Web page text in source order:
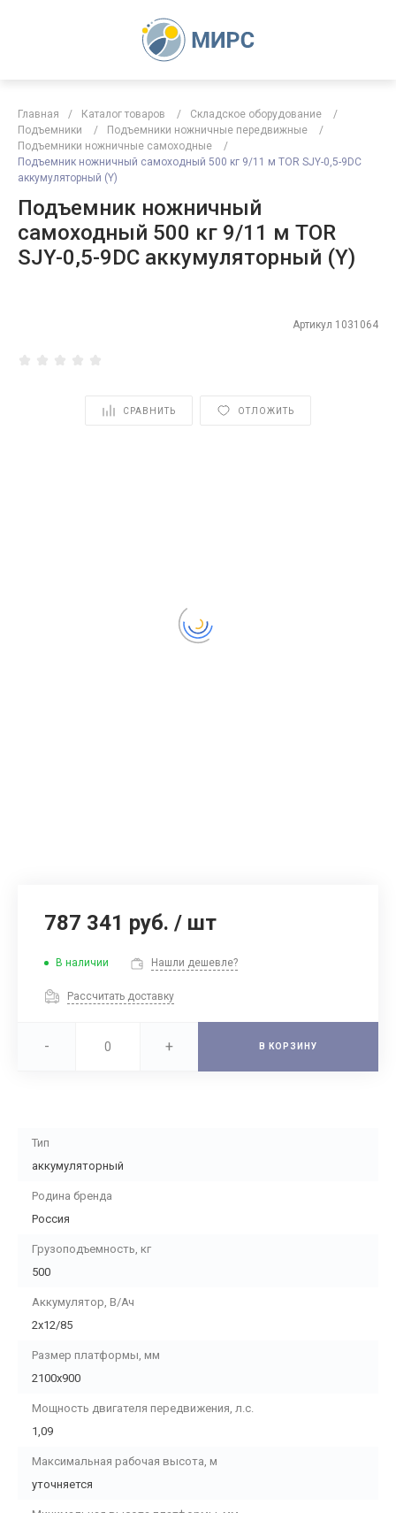
Главная / Каталог товаров / Складское оборудование
/
Подъемники
/ Подъемники ножничные передвижные
/
Подъемники ножничные самоходные
/
Подъемник ножничный самоходный 500 кг 9/11 м TOR SJY-0,5-9DC
аккумуляторный (Y)
Подъемник ножничный
самоходный 500 кг 9/11 м TOR
SJY-0,5-9DC аккумуляторный (Y)
Артикул 1031064
СРАВНИТЬ ОТЛОЖИТЬ
787 341 руб. / шт
В наличии Нашли дешевле?
Рассчитать доставку
- + В КОРЗИНУ
Тип
аккумуляторный
Родина бренда
Россия
Грузоподъемность, кг
500
Аккумулятор, В/Ач
2х12/85
Размер платформы, мм
2100х900
Мощность двигателя передвижения, л.с.
1,09
Максимальная рабочая высота, м
уточняется